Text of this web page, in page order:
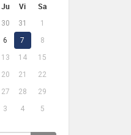
Ju Vi Sa
30 31
1
6 7
8
13 14
15
20 21
22
27 28
29
3 4 5